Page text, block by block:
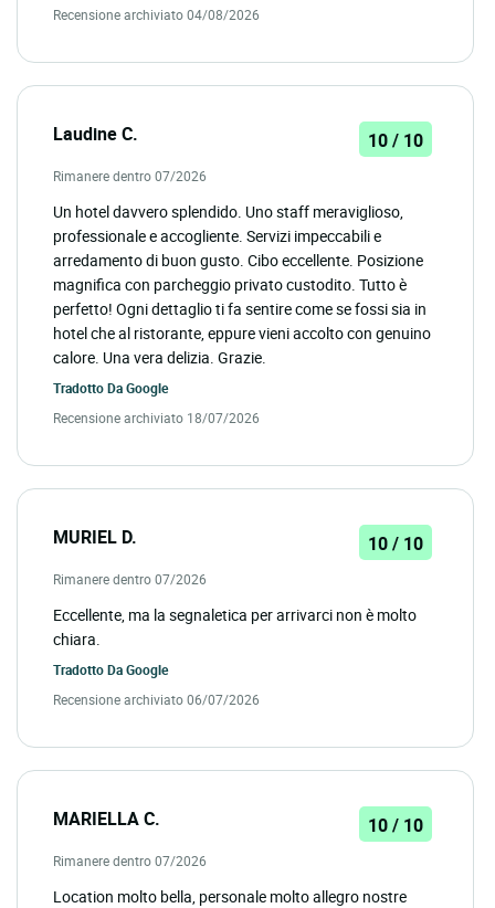
Recensione archiviato 04/08/2026
Laudine C. 10 / 10
Rimanere dentro 07/2026
Un hotel davvero splendido. Uno staff meraviglioso,
professionale e accogliente. Servizi impeccabili e
arredamento di buon gusto. Cibo eccellente. Posizione
magnifica con parcheggio privato custodito. Tutto è
perfetto! Ogni dettaglio ti fa sentire come se fossi sia in
hotel che al ristorante, eppure vieni accolto con genuino
calore. Una vera delizia. Grazie.
Tradotto DaGoogle
Recensione archiviato 18/07/2026
MURIEL D. 10 / 10
Rimanere dentro 07/2026
Eccellente, ma la segnaletica per arrivarci non è molto
chiara.
Tradotto DaGoogle
Recensione archiviato 06/07/2026
MARIELLA C. 10 / 10
Rimanere dentro 07/2026
Location molto bella, personale molto allegro nostre